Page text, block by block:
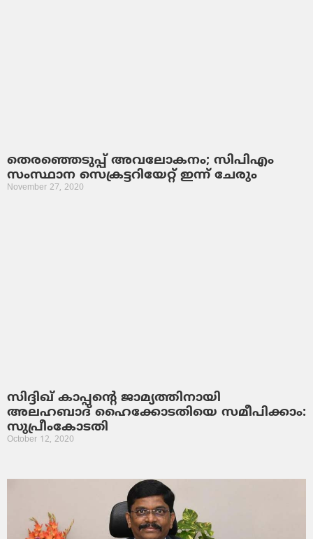
തെരഞ്ഞെടുപ്പ് അവലോകനം; സിപിഎം
സംസ്ഥാന സെക്രട്ടറിയേറ്റ് ഇന്ന് ചേരും
November 27, 2020
സിദ്ദിഖ് കാപ്പന്റെ ജാമ്യത്തിനായി
അലഹബാദ് ഹൈക്കോടതിയെ സമീപിക്കാം:
സുപ്രീംകോടതി
October 12, 2020